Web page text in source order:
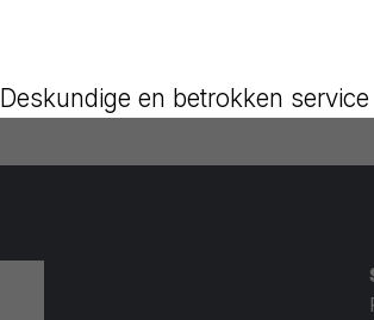
Deskundige en betrokken service